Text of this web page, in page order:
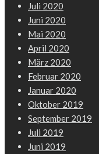
Juli 2020
Juni 2020
Mai 2020
April 2020
März 2020
Februar 2020
Januar 2020
Oktober 2019
September 2019
Juli 2019
Juni 2019